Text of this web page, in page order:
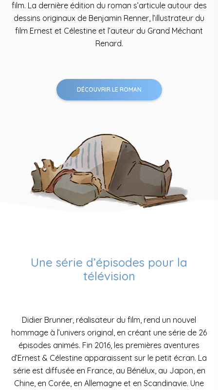
film. La dernière édition du roman s’articule autour des
dessins originaux de Benjamin Renner, l’illustrateur du
film Ernest et Célestine et l’auteur du Grand Méchant
Renard.
DÉCOUVRIR LE ROMAN
Une série d’épisodes pour la
télévision
Didier Brunner, réalisateur du film, rend un nouvel
hommage à l’univers original, en créant une série de 26
épisodes animés. Fin 2016, les premières aventures
d’Ernest & Célestine apparaissent sur le petit écran. La
série est diffusée en France, au Bénélux, au Japon, en
Chine, en Corée, en Allemagne et en Scandinavie. Une